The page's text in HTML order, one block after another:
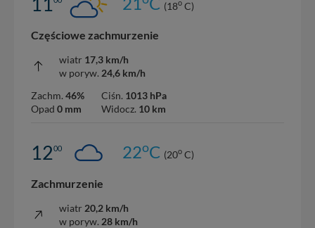
(18o C)
Częściowe zachmurzenie
wiatr 17,3 km/h
w poryw. 24,6 km/h
Zachm. 46%
Opad 0 mm
Ciśn. 1013 hPa
Widocz. 10 km
1200 22oC (20o C)
Zachmurzenie
wiatr 20,2 km/h
w poryw. 28 km/h
nowo...